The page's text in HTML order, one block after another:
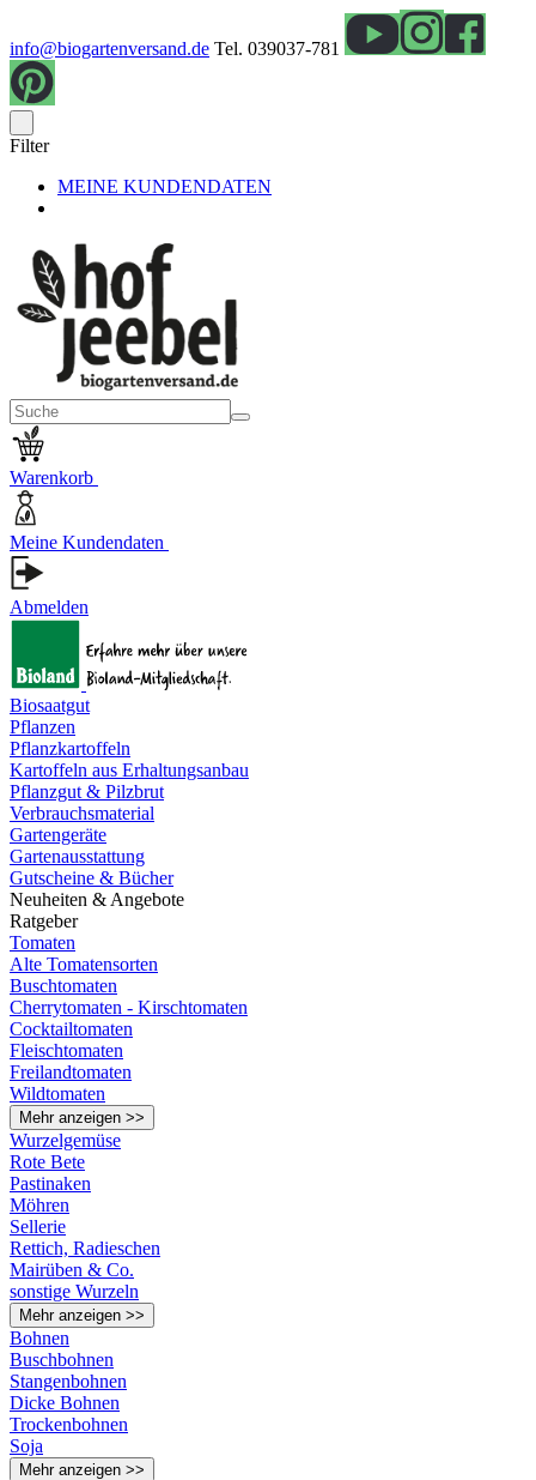
info@biogartenversand.de Tel. 039037-781
Filter
MEINE KUNDENDATEN
Warenkorb
Meine Kundendaten
Abmelden
Biosaatgut
Pflanzen
Pflanzkartoffeln
Kartoffeln aus Erhaltungsanbau
Pflanzgut & Pilzbrut
Verbrauchsmaterial
Gartengeräte
Gartenausstattung
Gutscheine & Bücher
Neuheiten & Angebote
Ratgeber
Tomaten
Alte Tomatensorten
Buschtomaten
Cherrytomaten - Kirschtomaten
Cocktailtomaten
Fleischtomaten
Freilandtomaten
Wildtomaten
Mehr anzeigen >>
Wurzelgemüse
Rote Bete
Pastinaken
Möhren
Sellerie
Rettich, Radieschen
Mairüben & Co.
sonstige Wurzeln
Mehr anzeigen >>
Bohnen
Buschbohnen
Stangenbohnen
Dicke Bohnen
Trockenbohnen
Soja
Mehr anzeigen >>